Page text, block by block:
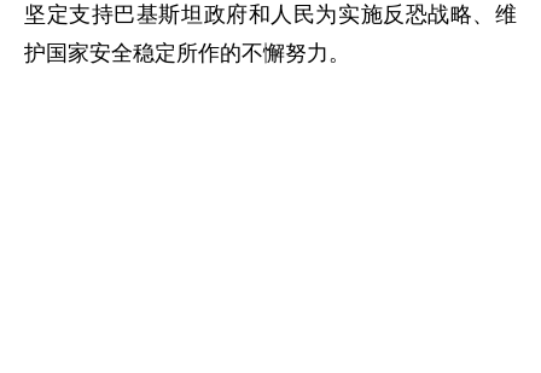
坚定支持巴基斯坦政府和人民为实施反恐战略、维
护国家安全稳定所作的不懈努力。